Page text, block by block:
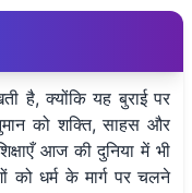
है, क्योंकि यह बुराई पर
को शक्ति, साहस और
आज की दुनिया में भी
को धर्म के मार्ग पर चलने